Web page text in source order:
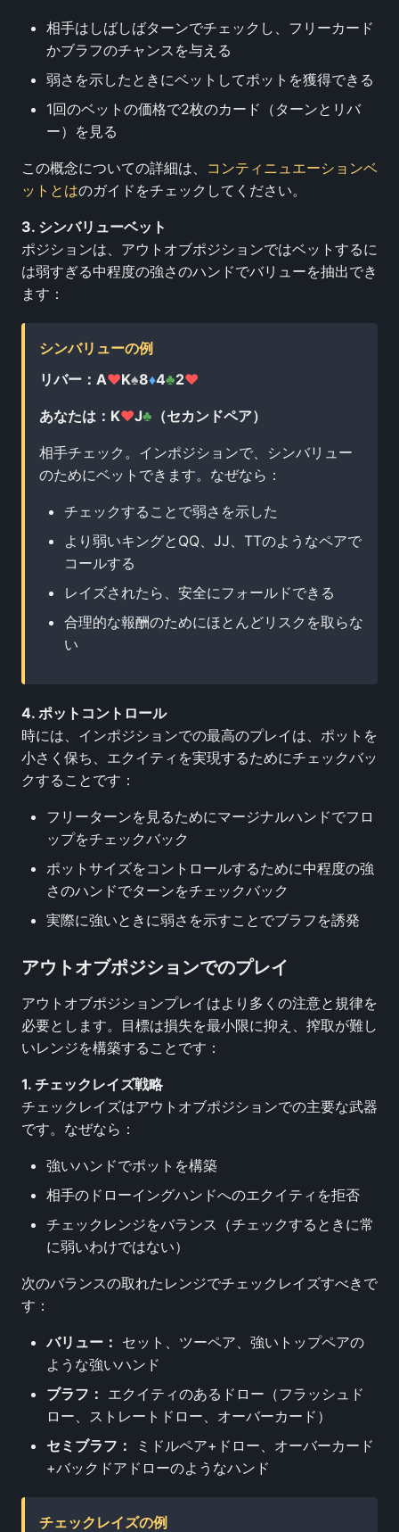
相手はしばしばターンでチェックし、フリーカード
かブラフのチャンスを与える
弱さを示したときにベットしてポットを獲得できる
1回のベットの価格で2枚のカード（ターンとリバ
ー）を見る
この概念についての詳細は、 コンティニュエーションベ
ットとはのガイドをチェックしてください。
3. シンバリューベット
ポジションは、アウトオブポジションではベットするに
は弱すぎる中程度の強さのハンドでバリューを抽出でき
ます：
シンバリューの例
リバー：A♥K♠8♦4♣2♥
あなたは：K♥J♣ （セカンドペア）
相手チェック。インポジションで、シンバリュー
のためにベットできます。なぜなら：
チェックすることで弱さを示した
より弱いキングとQQ、JJ、TTのようなペアで
コールする
レイズされたら、安全にフォールドできる
合理的な報酬のためにほとんどリスクを取らな
い
4. ポットコントロール
時には、インポジションでの最高のプレイは、ポットを
小さく保ち、エクイティを実現するためにチェックバッ
クすることです：
フリーターンを見るためにマージナルハンドでフロ
ップをチェックバック
ポットサイズをコントロールするために中程度の強
さのハンドでターンをチェックバック
実際に強いときに弱さを示すことでブラフを誘発
アウトオブポジションでのプレイ
アウトオブポジションプレイはより多くの注意と規律を
必要とします。目標は損失を最小限に抑え、搾取が難し
いレンジを構築することです：
1. チェックレイズ戦略
チェックレイズはアウトオブポジションでの主要な武器
です。なぜなら：
強いハンドでポットを構築
相手のドローイングハンドへのエクイティを拒否
チェックレンジをバランス（チェックするときに常
に弱いわけではない）
次のバランスの取れたレンジでチェックレイズすべきで
す：
バリュー： セット、ツーペア、強いトップペアの
ような強いハンド
ブラフ： エクイティのあるドロー（フラッシュド
ロー、ストレートドロー、オーバーカード）
セミブラフ：
ミドルペア+ドロー、オーバーカード
+バックドアドローのようなハンド
チェックレイズの例